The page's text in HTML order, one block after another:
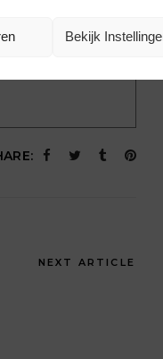
Bekijk
archief van
NEXT ARTICLE